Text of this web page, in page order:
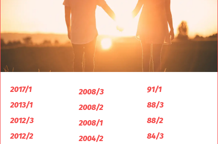
2017/1
2013/1
2012/3
2012/2
2008/3
2008/2
2008/1
2004/2
91/1
88/3
88/2
84/3